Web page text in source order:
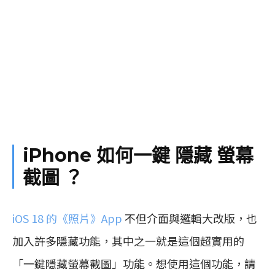
iPhone 如何一鍵 隱藏 螢幕
截圖 ？
iOS 18 的《照片》App不但介面與邏輯大改版，也
加入許多隱藏功能，其中之一就是這個超實用的
「一鍵隱藏螢幕截圖」功能。想使用這個功能，請